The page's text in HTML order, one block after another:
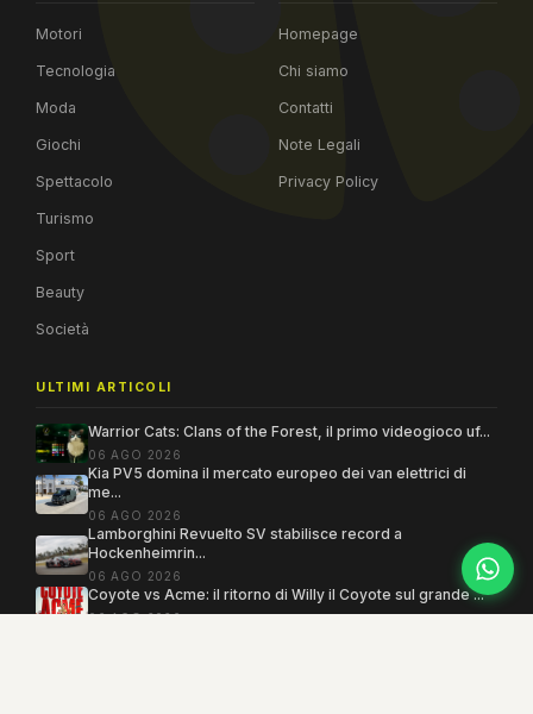
Motori
Tecnologia
Moda
Giochi
Spettacolo
Turismo
Sport
Beauty
Società
Homepage
Chi siamo
Contatti
Note Legali
Privacy Policy
ULTIMI ARTICOLI
Warrior Cats: Clans of the Forest, il primo videogioco uf...
06 AGO 2026
Kia PV5 domina il mercato europeo dei van elettrici di
me...
06 AGO 2026
Lamborghini Revuelto SV stabilisce record a
Hockenheimrin...
06 AGO 2026
Coyote vs Acme: il ritorno di Willy il Coyote sul grande ...
06 AGO 2026